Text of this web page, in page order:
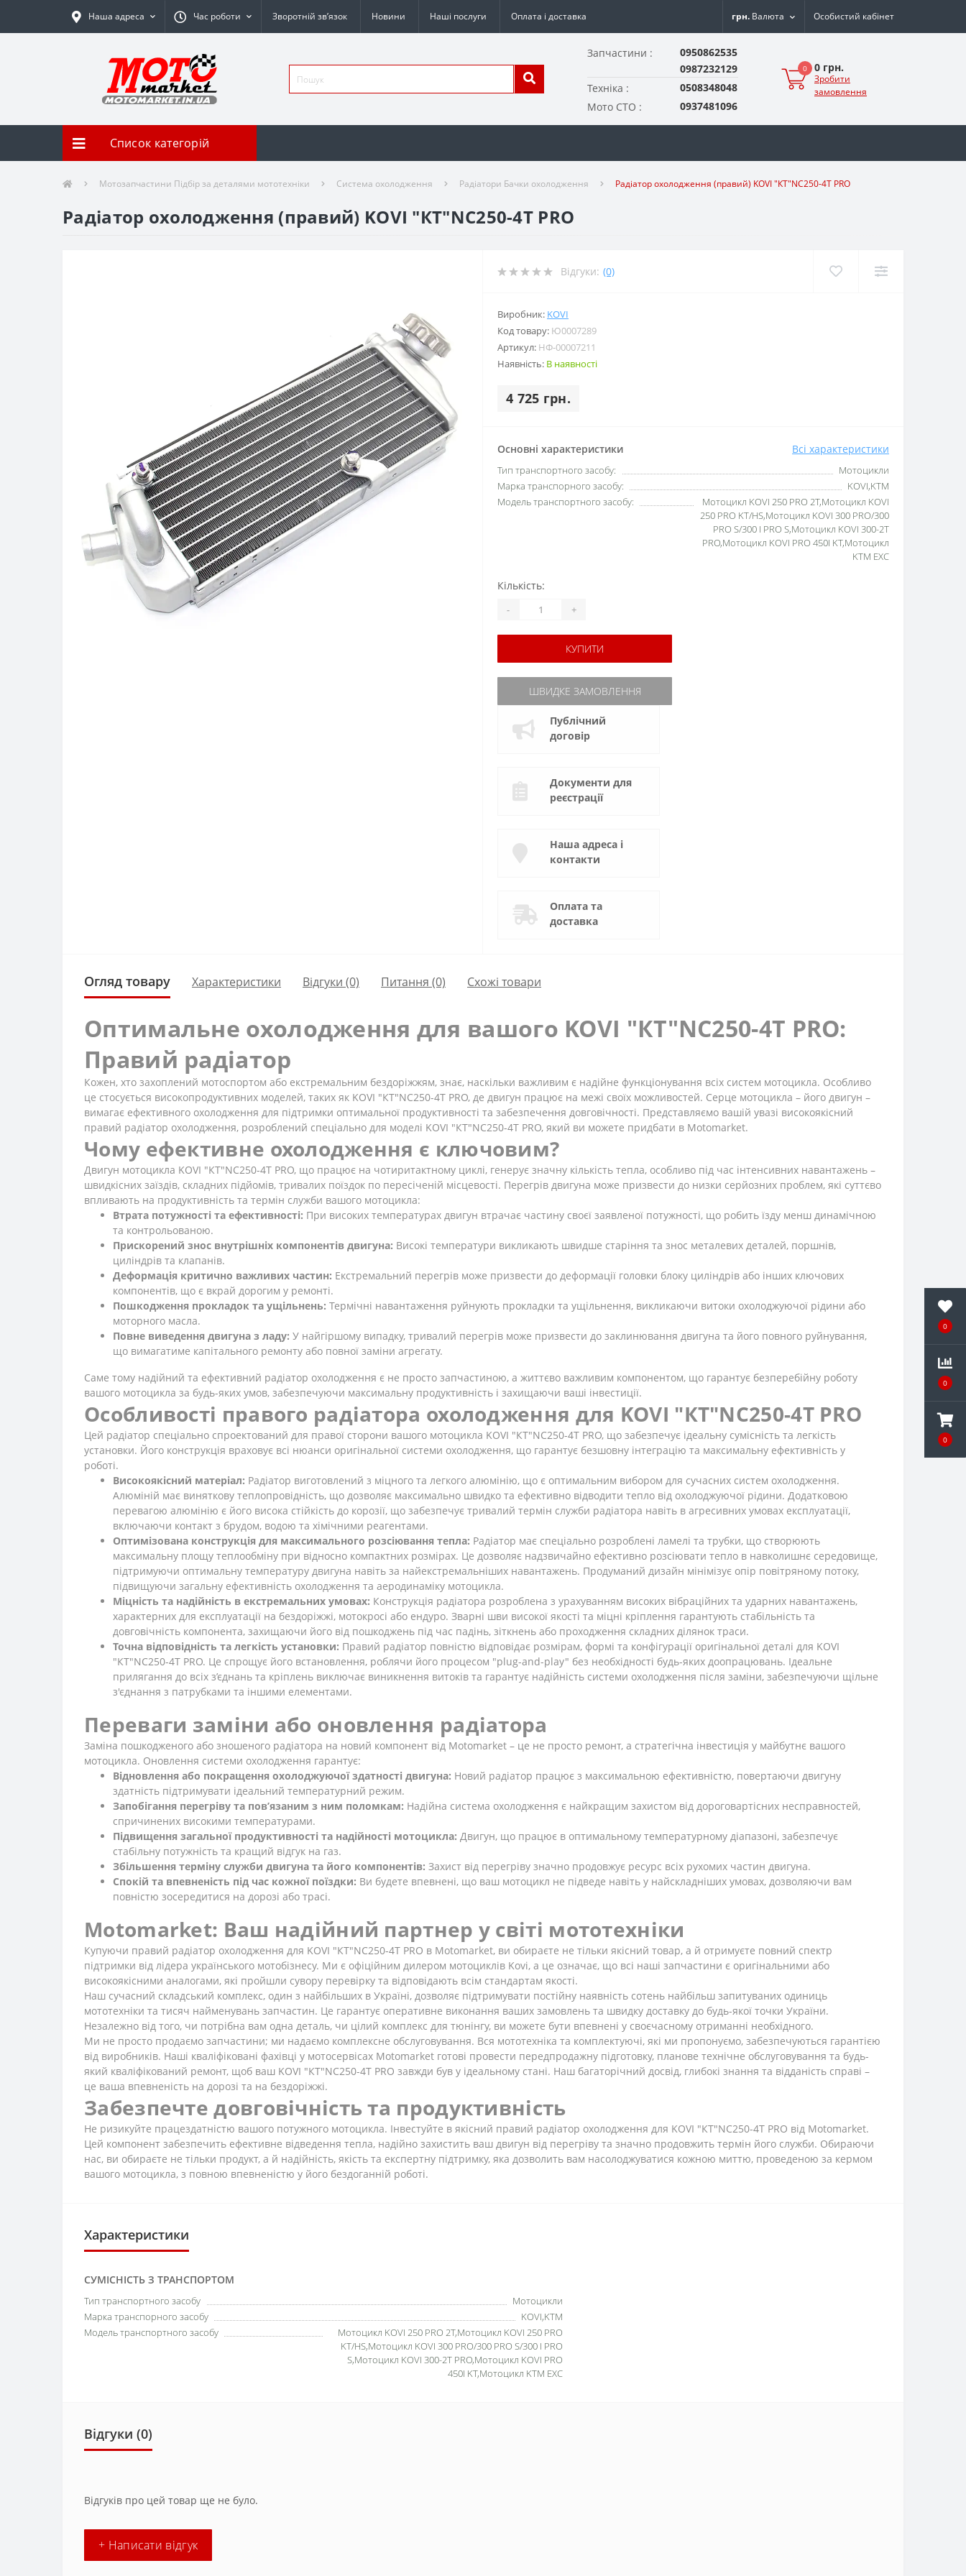
0
0
0
Наша адреса Час роботи Зворотній зв’язок Новини Наші послуги Оплата і доставка грн. Валюта Особистий кабінет
Запчастини :
0950862535
0987232129
Техніка :
0508348048
Мото СТО :
0937481096
0 0 грн.
Зробити
замовлення
Список категорій
Мотозапчастини Підбір за деталями мототехніки Система охолодження Радіатори Бачки охолодження Радіатор охолодження (правий) KOVI "КТ"NC250-4Т PRO
Радіатор охолодження (правий) KOVI "КТ"NC250-4Т PRO
Відгуки: (0)
Виробник: KOVI
Код товару: Ю0007289
Артикул: НФ-00007211
Наявність: В наявності
4 725 грн.
Основні характеристики Всі характеристики
Тип транспортного засобу:
Мотоцикли
Марка транспорного засобу:
KOVI,KTM
Модель транспортного засобу:
Мотоцикл KOVI 250 PRO 2T,Мотоцикл KOVI
250 PRO KT/HS,Мотоцикл KOVI 300 PRO/300
PRO S/300 I PRO S,Мотоцикл KOVI 300-2T
PRO,Мотоцикл KOVI PRO 450I KT,Мотоцикл
KTM EXC
Кількість:
- +
КУПИТИ
ШВИДКЕ ЗАМОВЛЕННЯ
Публічний
договір
Документи для
реєстрації
Наша адреса і
контакти
Оплата та
доставка
Огляд товару Характеристики Відгуки (0) Питання (0) Схожі товари
Оптимальне охолодження для вашого KOVI "КТ"NC250-4Т PRO:
Правий радіатор
Кожен, хто захоплений мотоспортом або екстремальним бездоріжжям, знає, наскільки важливим є надійне функціонування всіх систем мотоцикла. Особливо
це стосується високопродуктивних моделей, таких як KOVI "КТ"NC250-4Т PRO, де двигун працює на межі своїх можливостей. Серце мотоцикла – його двигун –
вимагає ефективного охолодження для підтримки оптимальної продуктивності та забезпечення довговічності. Представляємо вашій увазі високоякісний
правий радіатор охолодження, розроблений спеціально для моделі KOVI "КТ"NC250-4Т PRO, який ви можете придбати в Motomarket.
Чому ефективне охолодження є ключовим?
Двигун мотоцикла KOVI "КТ"NC250-4Т PRO, що працює на чотиритактному циклі, генерує значну кількість тепла, особливо під час інтенсивних навантажень –
швидкісних заїздів, складних підйомів, тривалих поїздок по пересіченій місцевості. Перегрів двигуна може призвести до низки серйозних проблем, які суттєво
впливають на продуктивність та термін служби вашого мотоцикла:
Втрата потужності та ефективності: При високих температурах двигун втрачає частину своєї заявленої потужності, що робить їзду менш динамічною
та контрольованою.
Прискорений знос внутрішніх компонентів двигуна: Високі температури викликають швидше старіння та знос металевих деталей, поршнів,
циліндрів та клапанів.
Деформація критично важливих частин: Екстремальний перегрів може призвести до деформації головки блоку циліндрів або інших ключових
компонентів, що є вкрай дорогим у ремонті.
Пошкодження прокладок та ущільнень: Термічні навантаження руйнують прокладки та ущільнення, викликаючи витоки охолоджуючої рідини або
моторного масла.
Повне виведення двигуна з ладу: У найгіршому випадку, тривалий перегрів може призвести до заклинювання двигуна та його повного руйнування,
що вимагатиме капітального ремонту або повної заміни агрегату.
Саме тому надійний та ефективний радіатор охолодження є не просто запчастиною, а життєво важливим компонентом, що гарантує безперебійну роботу
вашого мотоцикла за будь-яких умов, забезпечуючи максимальну продуктивність і захищаючи ваші інвестиції.
Особливості правого радіатора охолодження для KOVI "КТ"NC250-4Т PRO
Цей радіатор спеціально спроектований для правої сторони вашого мотоцикла KOVI "КТ"NC250-4Т PRO, що забезпечує ідеальну сумісність та легкість
установки. Його конструкція враховує всі нюанси оригінальної системи охолодження, що гарантує безшовну інтеграцію та максимальну ефективність у
роботі.
Високоякісний матеріал: Радіатор виготовлений з міцного та легкого алюмінію, що є оптимальним вибором для сучасних систем охолодження.
Алюміній має виняткову теплопровідність, що дозволяє максимально швидко та ефективно відводити тепло від охолоджуючої рідини. Додатковою
перевагою алюмінію є його висока стійкість до корозії, що забезпечує тривалий термін служби радіатора навіть в агресивних умовах експлуатації,
включаючи контакт з брудом, водою та хімічними реагентами.
Оптимізована конструкція для максимального розсіювання тепла: Радіатор має спеціально розроблені ламелі та трубки, що створюють
максимальну площу теплообміну при відносно компактних розмірах. Це дозволяє надзвичайно ефективно розсіювати тепло в навколишнє середовище,
підтримуючи оптимальну температуру двигуна навіть за найекстремальніших навантажень. Продуманий дизайн мінімізує опір повітряному потоку,
підвищуючи загальну ефективність охолодження та аеродинаміку мотоцикла.
Міцність та надійність в екстремальних умовах: Конструкція радіатора розроблена з урахуванням високих вібраційних та ударних навантажень,
характерних для експлуатації на бездоріжжі, мотокросі або ендуро. Зварні шви високої якості та міцні кріплення гарантують стабільність та
довговічність компонента, захищаючи його від пошкоджень під час падінь, зіткнень або проходження складних ділянок траси.
Точна відповідність та легкість установки: Правий радіатор повністю відповідає розмірам, формі та конфігурації оригінальної деталі для KOVI
"КТ"NC250-4Т PRO. Це спрощує його встановлення, роблячи його процесом "plug-and-play" без необхідності будь-яких доопрацювань. Ідеальне
прилягання до всіх з’єднань та кріплень виключає виникнення витоків та гарантує надійність системи охолодження після заміни, забезпечуючи щільне
з'єднання з патрубками та іншими елементами.
Переваги заміни або оновлення радіатора
Заміна пошкодженого або зношеного радіатора на новий компонент від Motomarket – це не просто ремонт, а стратегічна інвестиція у майбутнє вашого
мотоцикла. Оновлення системи охолодження гарантує:
Відновлення або покращення охолоджуючої здатності двигуна: Новий радіатор працює з максимальною ефективністю, повертаючи двигуну
здатність підтримувати ідеальний температурний режим.
Запобігання перегріву та пов’язаним з ним поломкам: Надійна система охолодження є найкращим захистом від дороговартісних несправностей,
спричинених високими температурами.
Підвищення загальної продуктивності та надійності мотоцикла: Двигун, що працює в оптимальному температурному діапазоні, забезпечує
стабільну потужність та кращий відгук на газ.
Збільшення терміну служби двигуна та його компонентів: Захист від перегріву значно продовжує ресурс всіх рухомих частин двигуна.
Спокій та впевненість під час кожної поїздки: Ви будете впевнені, що ваш мотоцикл не підведе навіть у найскладніших умовах, дозволяючи вам
повністю зосередитися на дорозі або трасі.
Motomarket: Ваш надійний партнер у світі мототехніки
Купуючи правий радіатор охолодження для KOVI "КТ"NC250-4Т PRO в Motomarket, ви обираєте не тільки якісний товар, а й отримуєте повний спектр
підтримки від лідера українського мотобізнесу. Ми є офіційним дилером мотоциклів Kovi, а це означає, що всі наші запчастини є оригінальними або
високоякісними аналогами, які пройшли сувору перевірку та відповідають всім стандартам якості.
Наш сучасний складський комплекс, один з найбільших в Україні, дозволяє підтримувати постійну наявність сотень найбільш запитуваних одиниць
мототехніки та тисяч найменувань запчастин. Це гарантує оперативне виконання ваших замовлень та швидку доставку до будь-якої точки України.
Незалежно від того, чи потрібна вам одна деталь, чи цілий комплекс для тюнінгу, ви можете бути впевнені у своєчасному отриманні необхідного.
Ми не просто продаємо запчастини; ми надаємо комплексне обслуговування. Вся мототехніка та комплектуючі, які ми пропонуємо, забезпечуються гарантією
від виробників. Наші кваліфіковані фахівці у мотосервісах Motomarket готові провести передпродажну підготовку, планове технічне обслуговування та будь-
який кваліфікований ремонт, щоб ваш KOVI "КТ"NC250-4Т PRO завжди був у ідеальному стані. Наш багаторічний досвід, глибокі знання та відданість справі –
це ваша впевненість на дорозі та на бездоріжжі.
Забезпечте довговічність та продуктивність
Не ризикуйте працездатністю вашого потужного мотоцикла. Інвестуйте в якісний правий радіатор охолодження для KOVI "КТ"NC250-4Т PRO від Motomarket.
Цей компонент забезпечить ефективне відведення тепла, надійно захистить ваш двигун від перегріву та значно продовжить термін його служби. Обираючи
нас, ви обираєте не тільки продукт, а й надійність, якість та експертну підтримку, яка дозволить вам насолоджуватися кожною миттю, проведеною за кермом
вашого мотоцикла, з повною впевненістю у його бездоганній роботі.
Характеристики
СУМІСНІСТЬ З ТРАНСПОРТОМ
Тип транспортного засобу
Мотоцикли
Марка транспорного засобу
KOVI,KTM
Модель транспортного засобу
Мотоцикл KOVI 250 PRO 2T,Мотоцикл KOVI 250 PRO
KT/HS,Мотоцикл KOVI 300 PRO/300 PRO S/300 I PRO
S,Мотоцикл KOVI 300-2T PRO,Мотоцикл KOVI PRO
450I KT,Мотоцикл KTM EXC
Відгуки (0)
Відгуків про цей товар ще не було.
+ Написати відгук